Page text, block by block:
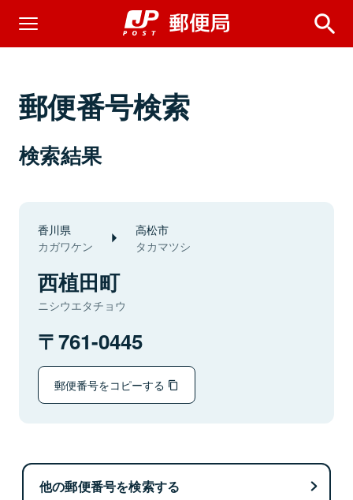
郵便番号検索
検索結果
香川県
カガワケン
高松市
タカマツシ
西植田町
ニシウエタチョウ
761-0445
郵便番号をコピーする
他の郵便番号を検索する